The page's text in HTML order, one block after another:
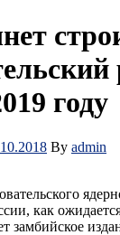
году
By admin
как
замбийское